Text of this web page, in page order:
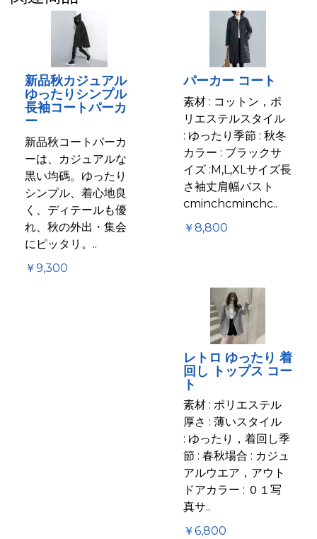
新品秋カジュアル
ゆったりシンプル
長袖コートパーカ
ー
新品秋コートパーカ
ーは、カジュアルな
黒い均碼。ゆったり
シンプル、着心地良
く、ディテールも優
れ、秋の外出・集会
にピッタリ。..
￥9,300
パーカー コート
素材 : コットン，ポ
リエステルスタイル
: ゆったり季節 : 秋冬
カラー : ブラックサ
イズ :M,L,XLサイズ長
さ袖丈肩幅バスト
cminchcminchc..
￥8,800
レトロ ゆったり 着
回し トップス コー
ト
素材 : ポリエステル
厚さ : 薄いスタイル
: ゆったり，着回し季
節 : 春秋場合 : カジュ
アルウエア，アウト
ドアカラー : ０１写
真サ..
￥6,800